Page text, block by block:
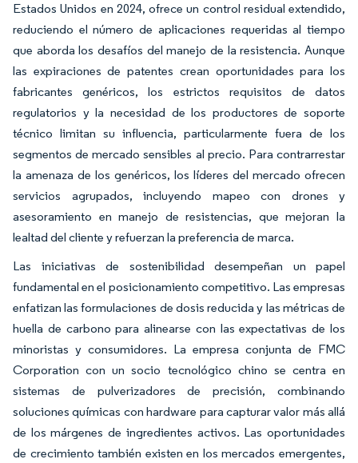
Estados Unidos en 2024, ofrece un control residual extendido,
reduciendo el número de aplicaciones requeridas al tiempo
que aborda los desafíos del manejo de la resistencia. Aunque
las expiraciones de patentes crean oportunidades para los
fabricantes genéricos, los estrictos requisitos de datos
regulatorios y la necesidad de los productores de soporte
técnico limitan su influencia, particularmente fuera de los
segmentos de mercado sensibles al precio. Para contrarrestar
la amenaza de los genéricos, los líderes del mercado ofrecen
servicios agrupados, incluyendo mapeo con drones y
asesoramiento en manejo de resistencias, que mejoran la
lealtad del cliente y refuerzan la preferencia de marca.
Las iniciativas de sostenibilidad desempeñan un papel
fundamental en el posicionamiento competitivo. Las empresas
enfatizan las formulaciones de dosis reducida y las métricas de
huella de carbono para alinearse con las expectativas de los
minoristas y consumidores. La empresa conjunta de FMC
Corporation con un socio tecnológico chino se centra en
sistemas de pulverizadores de precisión, combinando
soluciones químicas con hardware para capturar valor más allá
de los márgenes de ingredientes activos. Las oportunidades
de crecimiento también existen en los mercados emergentes,